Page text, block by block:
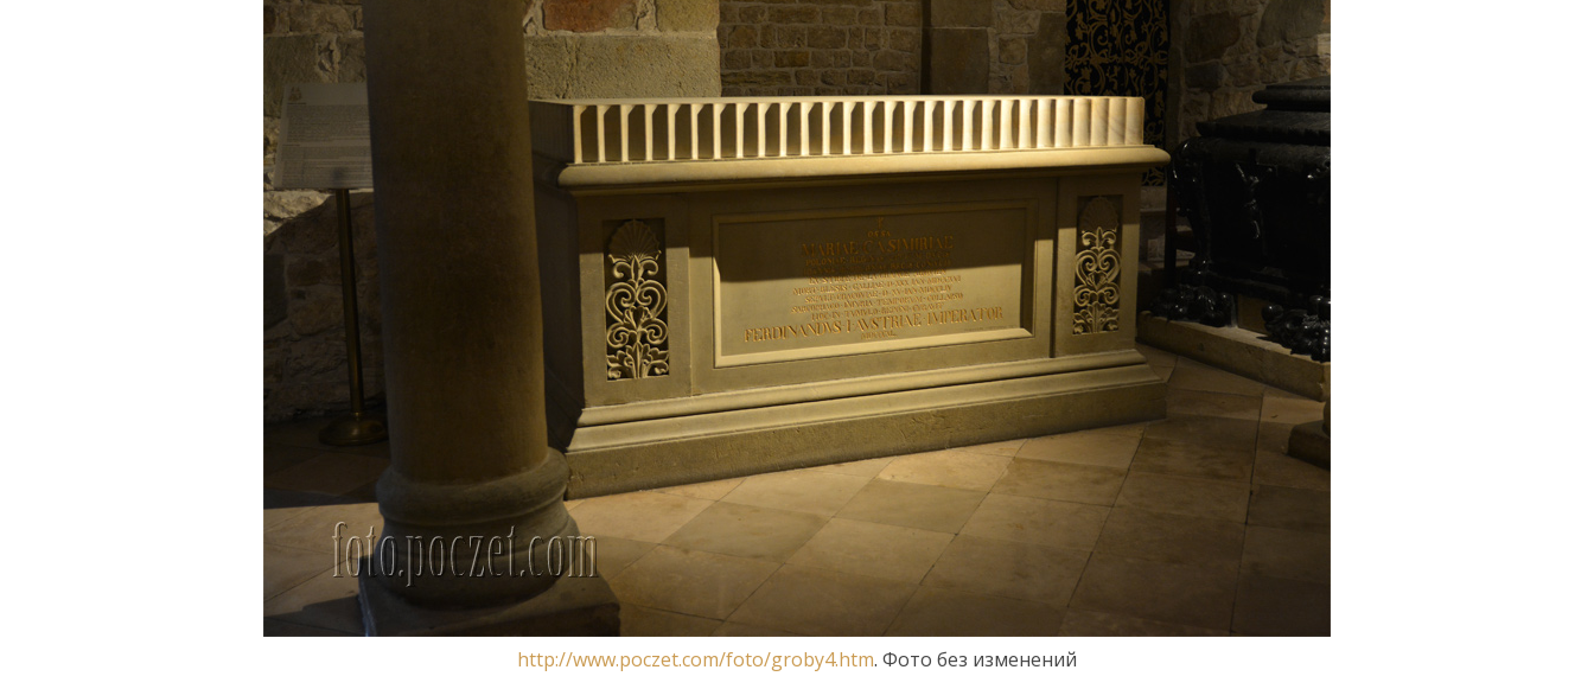
http://www.poczet.com/foto/groby4.htm. Фото без изменений